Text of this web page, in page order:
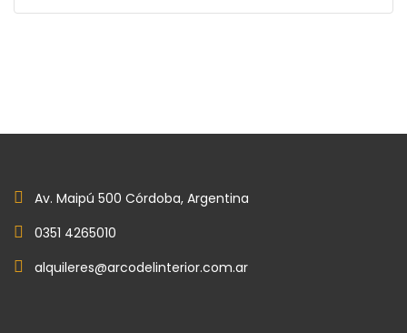
Av. Maipú 500 Córdoba, Argentina
0351 4265010
alquileres@arcodelinterior.com.ar